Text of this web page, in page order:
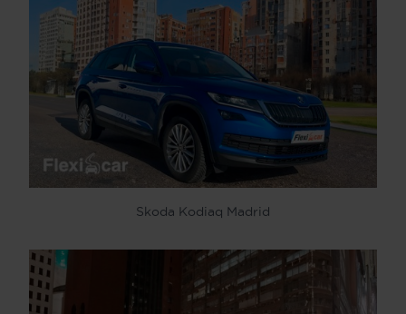
Skoda Kodiaq Madrid